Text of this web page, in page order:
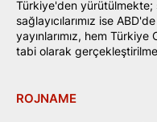
Türkiye'den
sağlayıcılarımız ise
yayınlarımız, hem
tabi olarak
ROJNAME